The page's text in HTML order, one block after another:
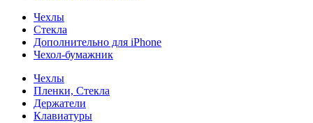
Чехлы
Стекла
Дополнительно для iPhone
Чехол-бумажник
Чехлы
Пленки, Стекла
Держатели
Клавиатуры